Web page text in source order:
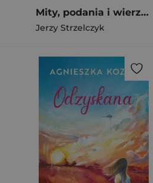
Mity, podania i wierzenia dawnych Słowian. Mity i legendy wyd. 2026
Jerzy Strzelczyk